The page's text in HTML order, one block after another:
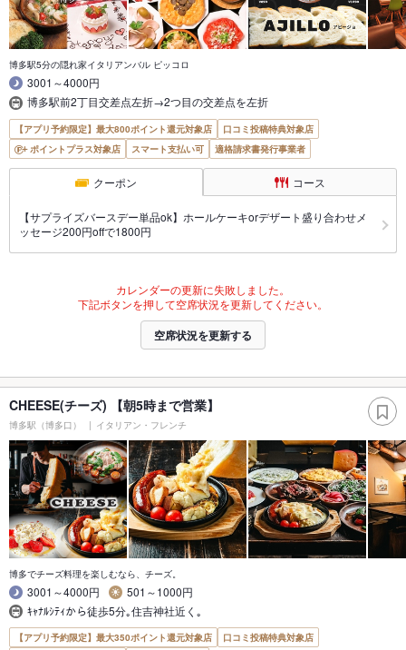
博多駅5分の隠れ家イタリアンバル ピッコロ
3001～4000円
博多駅前2丁目交差点左折→2つ目の交差点を左折
【アプリ予約限定】最大800ポイント還元対象店
口コミ投稿特典対象店
ポイントプラス対象店
スマート支払い可 適格請求書発行事業者
クーポン コース
【サプライズバースデー単品ok】ホールケーキorデザート盛り合わせメ
ッセージ200円offで1800円
カレンダーの更新に失敗しました。
下記ボタンを押して空席状況を更新してください。
空席状況を更新する
CHEESE(チーズ) 【朝5時まで営業】
博多駅（博多口） イタリアン・フレンチ
博多でチーズ料理を楽しむなら、チーズ。
3001～4000円
501～1000円
ｷｬﾅﾙｼﾃｨから徒歩5分｡住吉神社近く｡
【アプリ予約限定】最大350ポイント還元対象店
口コミ投稿特典対象店